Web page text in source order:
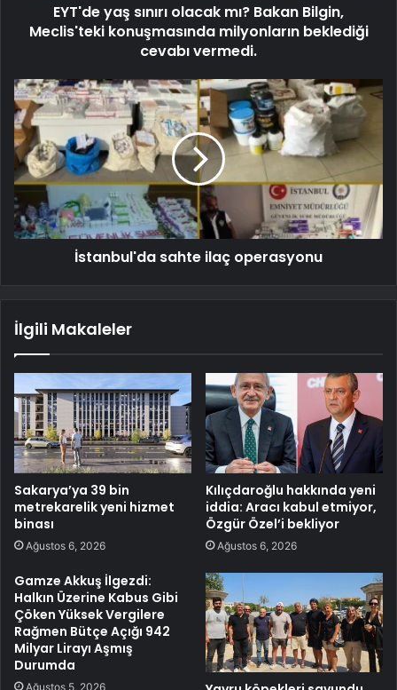
EYT'de yaş sınırı olacak mı? Bakan Bilgin,
Meclis'teki konuşmasında milyonların beklediği
cevabı vermedi.
İstanbul'da sahte ilaç operasyonu
İlgili Makaleler
Sakarya’ya 39 bin
metrekarelik yeni hizmet
binası
Ağustos 6, 2026
Kılıçdaroğlu hakkında yeni
iddia: Aracı kabul etmiyor,
Özgür Özel’i bekliyor
Ağustos 6, 2026
Gamze Akkuş İlgezdi:
Halkın Üzerine Kabus Gibi
Çöken Yüksek Vergilere
Rağmen Bütçe Açığı 942
Milyar Lirayı Aşmış
Durumda
Ağustos 5, 2026